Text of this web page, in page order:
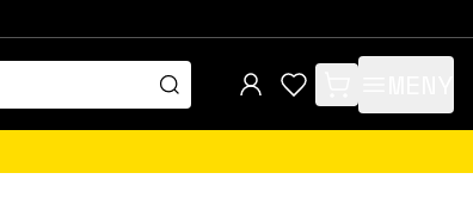
items in cart, view